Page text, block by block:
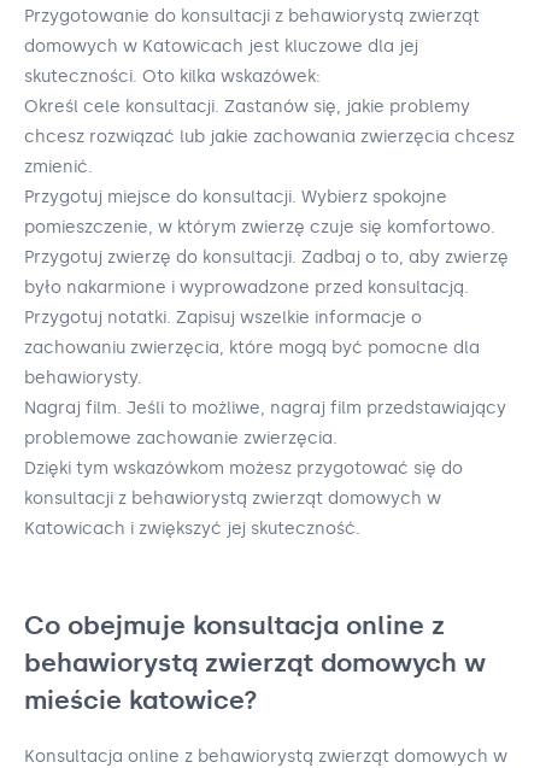
Przygotowanie do konsultacji z behawiorystą zwierząt
domowych w Katowicach jest kluczowe dla jej
skuteczności. Oto kilka wskazówek:
Określ cele konsultacji. Zastanów się, jakie problemy
chcesz rozwiązać lub jakie zachowania zwierzęcia chcesz
zmienić.
Przygotuj miejsce do konsultacji. Wybierz spokojne
pomieszczenie, w którym zwierzę czuje się komfortowo.
Przygotuj zwierzę do konsultacji. Zadbaj o to, aby zwierzę
było nakarmione i wyprowadzone przed konsultacją.
Przygotuj notatki. Zapisuj wszelkie informacje o
zachowaniu zwierzęcia, które mogą być pomocne dla
behawiorysty.
Nagraj film. Jeśli to możliwe, nagraj film przedstawiający
problemowe zachowanie zwierzęcia.
Dzięki tym wskazówkom możesz przygotować się do
konsultacji z behawiorystą zwierząt domowych w
Katowicach i zwiększyć jej skuteczność.
Co obejmuje konsultacja online z
behawiorystą zwierząt domowych w
mieście katowice?
Konsultacja online z behawiorystą zwierząt domowych w